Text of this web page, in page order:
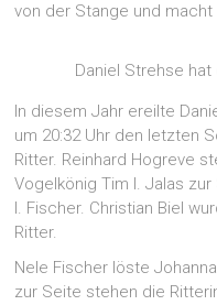
von der Stange und
Daniel Strehse
In diesem Jahr ereilte
um 20:32 Uhr den letzten
Ritter. Reinhard Hogreve
Vogelkönig Tim I. Jalas
I. Fischer. Christian Biel
Ritter.
Nele Fischer löste
zur Seite stehen die